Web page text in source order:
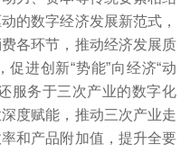
的数字经济发展新范式，
各环节，推动经济发展质
进创新“势能”向经济“动
服务于三次产业的数字化
度赋能，推动三次产业走
和产品附加值，提升全要